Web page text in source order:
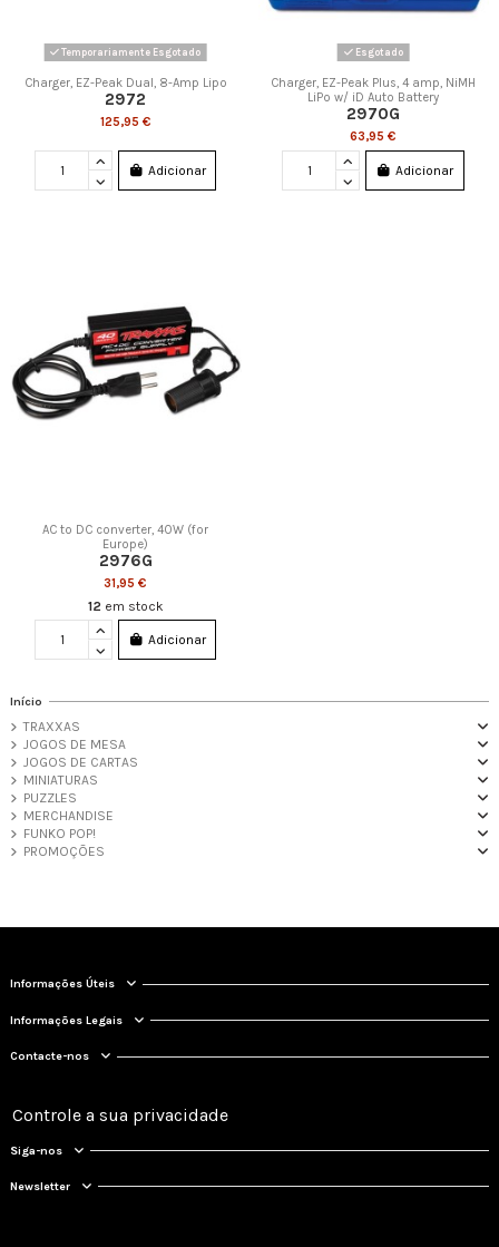
Temporariamente Esgotado
Charger, EZ-Peak Dual, 8-Amp Lipo
2972
125,95 €
Adicionar
Esgotado
Charger, EZ-Peak Plus, 4 amp, NiMH
LiPo w/ iD Auto Battery
2970G
63,95 €
Adicionar
AC to DC converter, 40W (for
Europe)
2976G
31,95 €
12 em stock
Adicionar
Início
TRAXXAS
JOGOS DE MESA
JOGOS DE CARTAS
MINIATURAS
PUZZLES
MERCHANDISE
FUNKO POP!
PROMOÇÕES
Informações Úteis
Informações Legais
Contacte-nos
Controle a sua privacidade
Siga-nos
Newsletter